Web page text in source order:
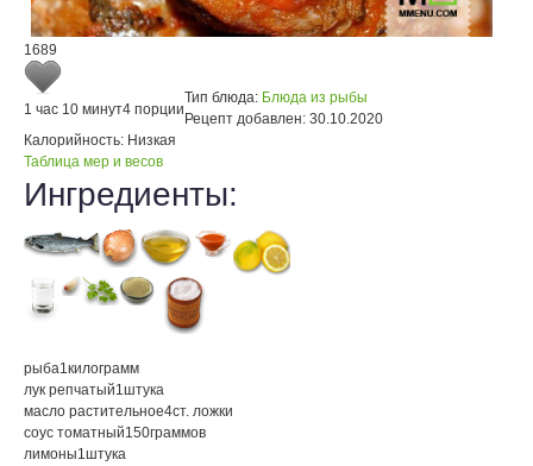
1689
1 час 10 минут4 порции
Тип блюда: Блюда из рыбы
Рецепт добавлен: 30.10.2020
Калорийность: Низкая
Таблица мер и весов
Ингредиенты:
рыба1килограмм
лук репчатый1штука
масло растительное4ст. ложки
соус томатный150граммов
лимоны1штука